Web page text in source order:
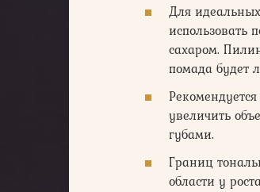
Для
использовать
сахаром.
помада будет
увеличить
губами.
Границ
области у